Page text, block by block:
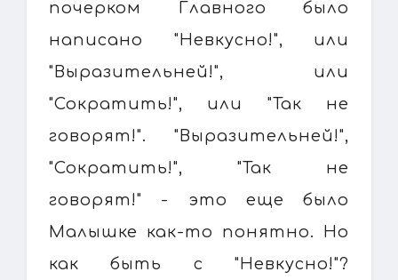
почерком Главного было
написано "Невкусно!", или
"Выразительней!", или
"Сократить!", или "Так не
говорят!". "Выразительней!",
"Сократить!", "Так не
говорят!" - это еще было
Малышке как-то понятно. Но
как быть с "Невкусно!"?